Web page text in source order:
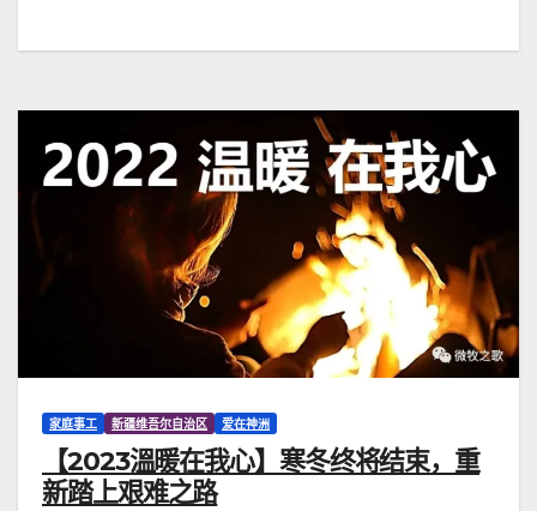
家庭事工 新疆维吾尔自治区 爱在神洲
【2023溫暖在我心】寒冬终将结束，重
新踏上艰难之路